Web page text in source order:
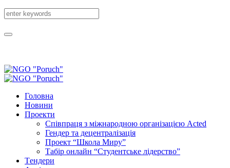
Головна
Новини
Проекти
Співпраця з міжнародною організацією Acted
Гендер та децентралізація
Проект “Школа Миру”
Табір онлайн “Студентське лідерство”
Tендери